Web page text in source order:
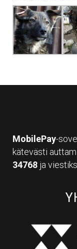
MobilePay-
kätevästi
34768 ja